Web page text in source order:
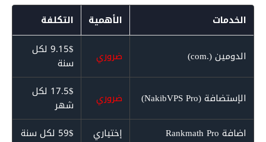
الخدمات الأهمية التكلفة
الدومين (.com) ضروري
9.15$ لكل
سنة
الإستضافة (NakibVPS Pro) ضروري
17.5$ لكل
شهر
اضافة Rankmath Pro
إختياري
59$ لكل سنة